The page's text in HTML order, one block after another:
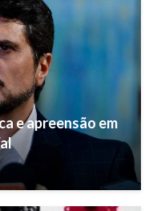
e apreensão em